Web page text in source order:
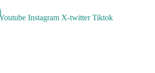
Instagram X-twitter Tiktok